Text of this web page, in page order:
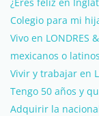
Colegio para mi
Vivo en LONDRES
mexicanos o
Vivir y trabajar en
Tengo 50 años y
Adquirir la